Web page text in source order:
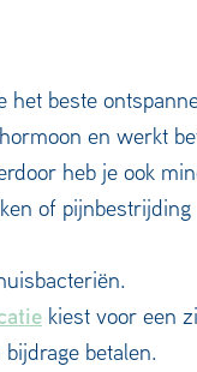
het beste
en werkt
heb je ook
of pijnbestrijding
kiest voor een
betalen.